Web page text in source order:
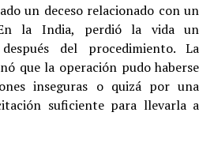
un deceso relacionado con un
la India, perdió la vida un
del procedimiento. La
que la operación pudo haberse
inseguras o quizá por una
suficiente para llevarla a